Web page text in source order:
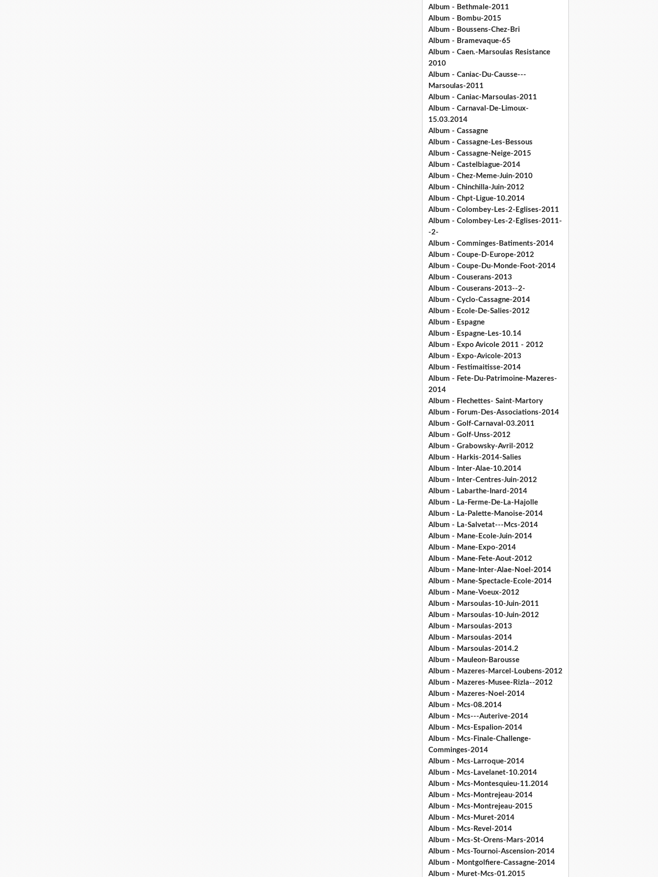
Album - Bethmale-2011
Album - Bombu-2015
Album - Boussens-Chez-Bri
Album - Bramevaque-65
Album - Caen.-Marsoulas Resistance
2010
Album - Caniac-Du-Causse---
Marsoulas-2011
Album - Caniac-Marsoulas-2011
Album - Carnaval-De-Limoux-
15.03.2014
Album - Cassagne
Album - Cassagne-Les-Bessous
Album - Cassagne-Neige-2015
Album - Castelbiague-2014
Album - Chez-Meme-Juin-2010
Album - Chinchilla-Juin-2012
Album - Chpt-Ligue-10.2014
Album - Colombey-Les-2-Eglises-2011
Album - Colombey-Les-2-Eglises-2011-
-2-
Album - Comminges-Batiments-2014
Album - Coupe-D-Europe-2012
Album - Coupe-Du-Monde-Foot-2014
Album - Couserans-2013
Album - Couserans-2013--2-
Album - Cyclo-Cassagne-2014
Album - Ecole-De-Salies-2012
Album - Espagne
Album - Espagne-Les-10.14
Album - Expo Avicole 2011 - 2012
Album - Expo-Avicole-2013
Album - Festimaitisse-2014
Album - Fete-Du-Patrimoine-Mazeres-
2014
Album - Flechettes- Saint-Martory
Album - Forum-Des-Associations-2014
Album - Golf-Carnaval-03.2011
Album - Golf-Unss-2012
Album - Grabowsky-Avril-2012
Album - Harkis-2014-Salies
Album - Inter-Alae-10.2014
Album - Inter-Centres-Juin-2012
Album - Labarthe-Inard-2014
Album - La-Ferme-De-La-Hajolle
Album - La-Palette-Manoise-2014
Album - La-Salvetat---Mcs-2014
Album - Mane-Ecole-Juin-2014
Album - Mane-Expo-2014
Album - Mane-Fete-Aout-2012
Album - Mane-Inter-Alae-Noel-2014
Album - Mane-Spectacle-Ecole-2014
Album - Mane-Voeux-2012
Album - Marsoulas-10-Juin-2011
Album - Marsoulas-10-Juin-2012
Album - Marsoulas-2013
Album - Marsoulas-2014
Album - Marsoulas-2014.2
Album - Mauleon-Barousse
Album - Mazeres-Marcel-Loubens-2012
Album - Mazeres-Musee-Rizla--2012
Album - Mazeres-Noel-2014
Album - Mcs-08.2014
Album - Mcs---Auterive-2014
Album - Mcs-Espalion-2014
Album - Mcs-Finale-Challenge-
Comminges-2014
Album - Mcs-Larroque-2014
Album - Mcs-Lavelanet-10.2014
Album - Mcs-Montesquieu-11.2014
Album - Mcs-Montrejeau-2014
Album - Mcs-Montrejeau-2015
Album - Mcs-Muret-2014
Album - Mcs-Revel-2014
Album - Mcs-St-Orens-Mars-2014
Album - Mcs-Tournoi-Ascension-2014
Album - Montgolfiere-Cassagne-2014
Album - Muret-Mcs-01.2015